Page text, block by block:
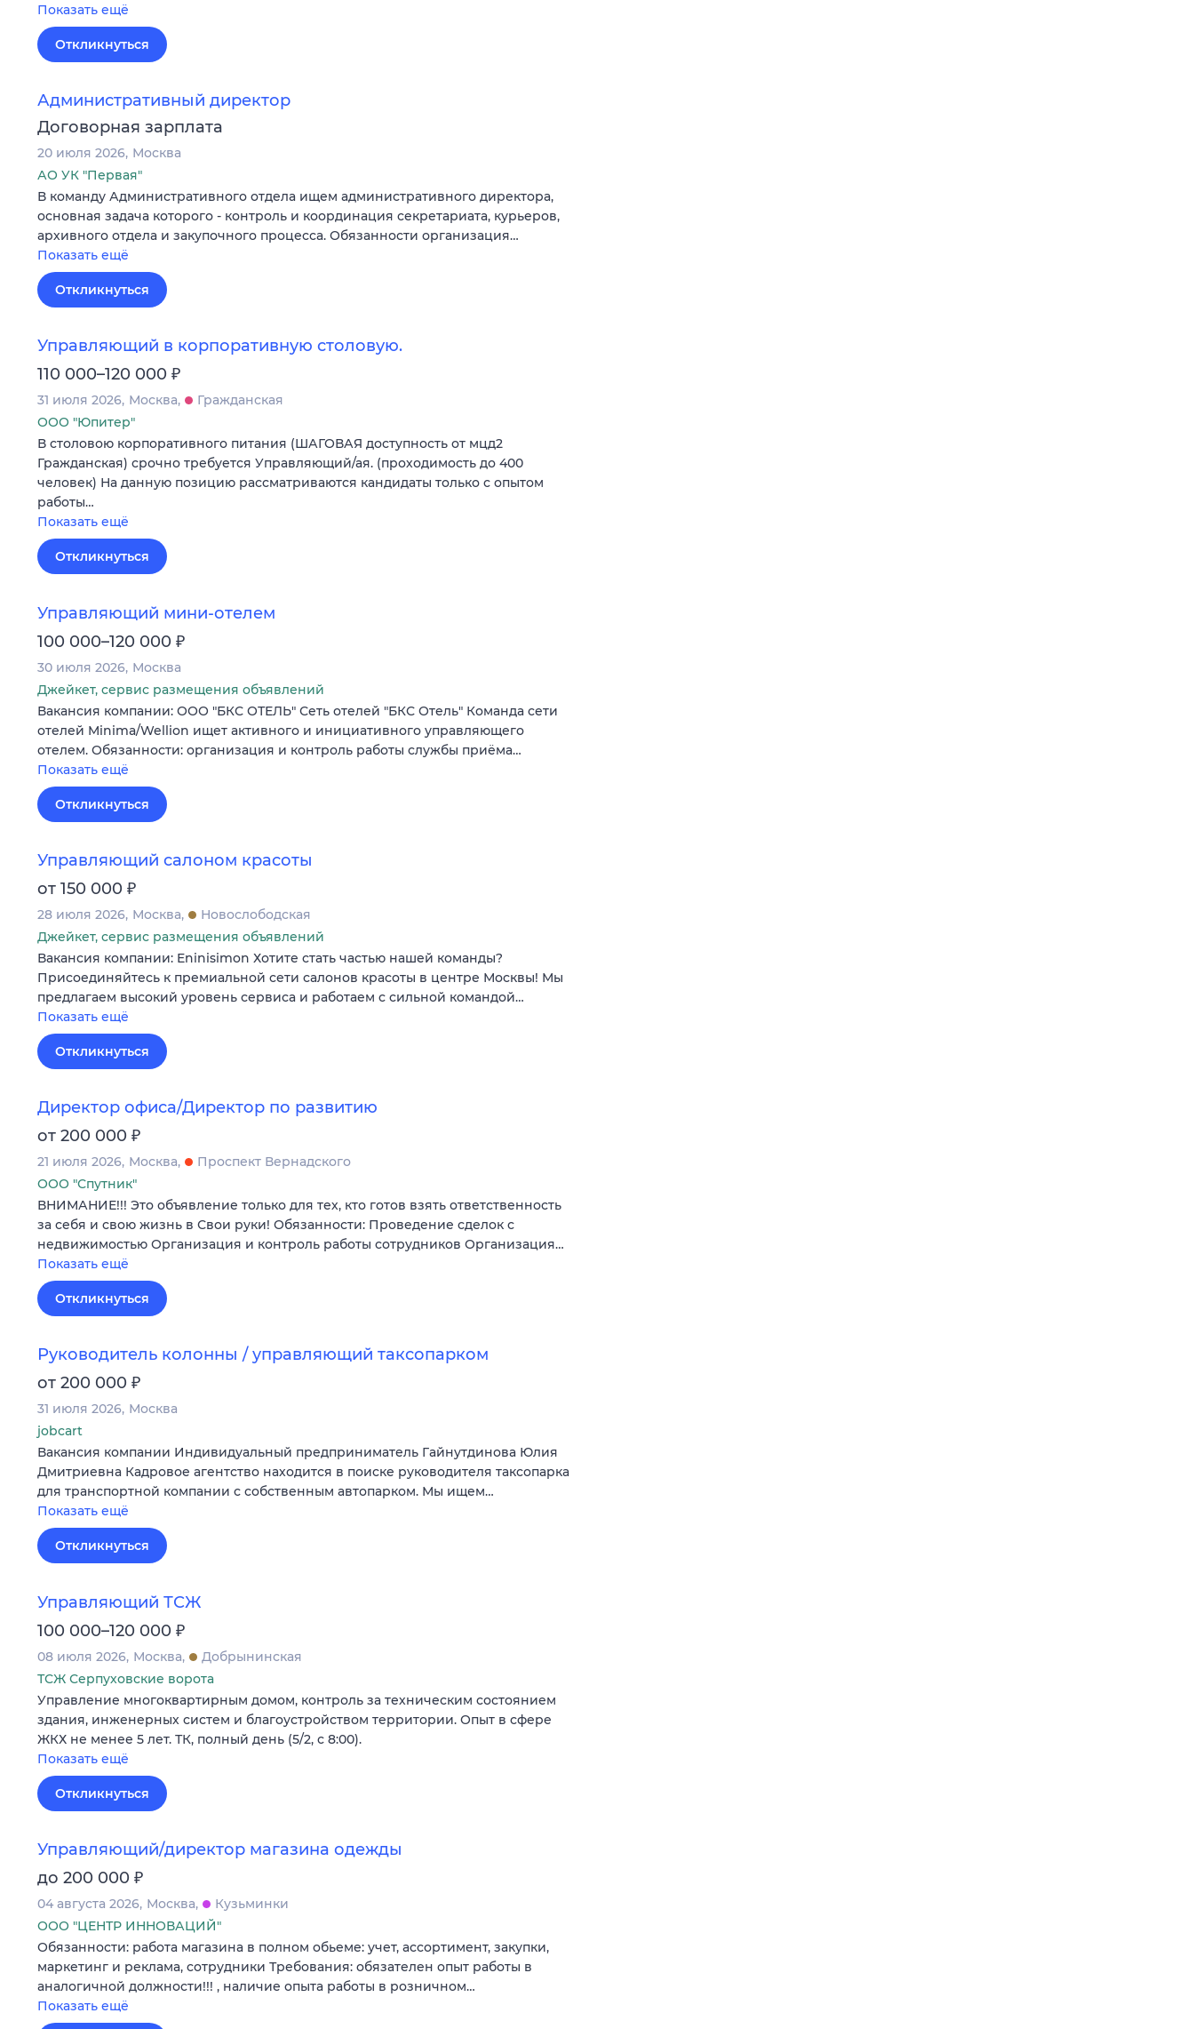
Показать ещё
Откликнуться
Административный директор
Договорная зарплата
20 июля 2026 Москва
АО УК "Первая"
В команду Административного отдела ищем административного директора,
основная задача которого - контроль и координация секретариата, курьеров,
архивного отдела и закупочного процесса. Обязанности организация…
Показать ещё
Откликнуться
Управляющий в корпоративную столовую.
110 000–120 000 ₽
31 июля 2026 Москва
Гражданская
ООО "Юпитер"
В столовою корпоративного питания (ШАГОВАЯ доступность от мцд2
Гражданская) срочно требуется Управляющий/ая. (проходимость до 400
человек) На данную позицию рассматриваются кандидаты только с опытом
работы…
Показать ещё
Откликнуться
Управляющий мини-отелем
100 000–120 000 ₽
30 июля 2026 Москва
Джейкет, сервис размещения объявлений
Вакансия компании: ООО "БКС ОТЕЛЬ" Сеть отелей "БКС Отель" Команда сети
отелей Minima/Wellion ищет активного и инициативного управляющего
отелем. Обязанности: организация и контроль работы службы приёма…
Показать ещё
Откликнуться
Управляющий салоном красоты
от 150 000 ₽
28 июля 2026 Москва
Новослободская
Джейкет, сервис размещения объявлений
Вакансия компании: Eninisimon Хотите стать частью нашей команды?
Присоединяйтесь к премиальной сети салонов красоты в центре Москвы! Мы
предлагаем высокий уровень сервиса и работаем с сильной командой…
Показать ещё
Откликнуться
Директор офиса/Директор по развитию
от 200 000 ₽
21 июля 2026 Москва
Проспект Вернадского
ООО "Спутник"
ВНИМАНИЕ!!! Это объявление только для тех, кто готов взять ответственность
за себя и свою жизнь в Свои руки! Обязанности: Проведение сделок с
недвижимостью Организация и контроль работы сотрудников Организация…
Показать ещё
Откликнуться
Руководитель колонны / управляющий таксопарком
от 200 000 ₽
31 июля 2026 Москва
jobcart
Вакансия компании Индивидуальный предприниматель Гайнутдинова Юлия
Дмитриевна Кадровое агентство находится в поиске руководителя таксопарка
для транспортной компании с собственным автопарком. Мы ищем…
Показать ещё
Откликнуться
Управляющий ТСЖ
100 000–120 000 ₽
08 июля 2026 Москва
Добрынинская
ТСЖ Серпуховские ворота
Управление многоквартирным домом, контроль за техническим состоянием
здания, инженерных систем и благоустройством территории. Опыт в сфере
ЖКХ не менее 5 лет. ТК, полный день (5/2, с 8:00).
Показать ещё
Откликнуться
Управляющий/директор магазина одежды
до 200 000 ₽
04 августа 2026 Москва
Кузьминки
ООО "ЦЕНТР ИННОВАЦИЙ"
Обязанности: работа магазина в полном обьеме: учет, ассортимент, закупки,
маркетинг и реклама, сотрудники Требования: обязателен опыт работы в
аналогичной должности!!! , наличие опыта работы в розничном…
Показать ещё